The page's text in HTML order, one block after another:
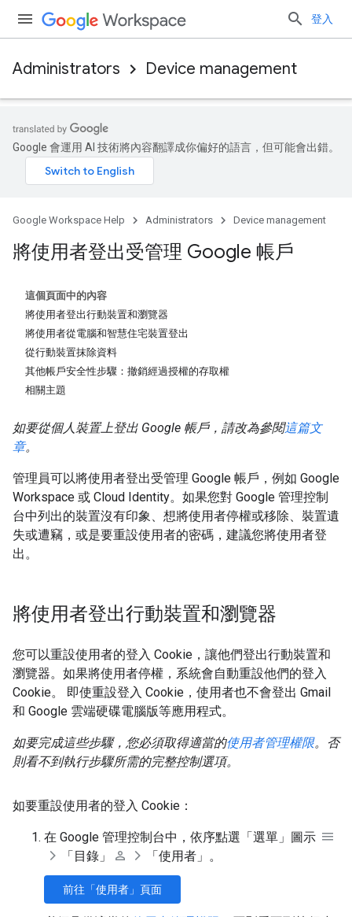
登入
Administrators Device management
Google 會運用 AI 技術將內容翻譯成你偏好的語言，但可能會出錯。
Google Workspace Help Administrators Device management
將使用者登出受管理 Google 帳戶
這個頁面中的內容
將使用者登出行動裝置和瀏覽器
將使用者從電腦和智慧住宅裝置登出
從行動裝置抹除資料
其他帳戶安全性步驟：撤銷經過授權的存取權
相關主題
如要從個人裝置上登出 Google 帳戶，請改為參閱這篇文
章。
管理員可以將使用者登出受管理 Google 帳戶，例如 Google
Workspace 或 Cloud Identity。如果您對 Google 管理控制
台中列出的裝置沒有印象、想將使用者停權或移除、裝置遺
失或遭竊，或是要重設使用者的密碼，建議您將使用者登
出。
將使用者登出行動裝置和瀏覽器
您可以重設使用者的登入 Cookie，讓他們登出行動裝置和
瀏覽器。如果將使用者停權，系統會自動重設他們的登入
Cookie。 即使重設登入 Cookie，使用者也不會登出 Gmail
和 Google 雲端硬碟電腦版等應用程式。
如要完成這些步驟，您必須取得適當的使用者管理權限。否
則看不到執行步驟所需的完整控制選項。
如要重設使用者的登入 Cookie：
在 Google 管理控制台中，依序點選「選單」圖示
「目錄」
「使用者」 。
前往「使用者」頁面